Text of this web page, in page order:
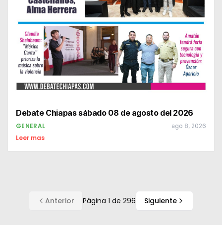
Debate Chiapas sábado 08 de agosto del 2026
GENERAL ago 8, 2026
Leer mas
Anterior Página 1 de 296 Siguiente